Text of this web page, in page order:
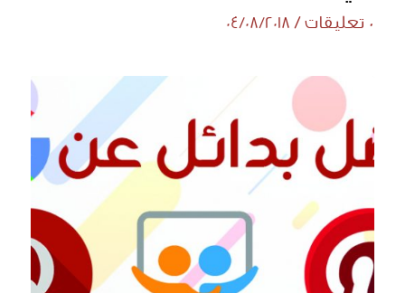
0 تعليقات /
04/08/2018